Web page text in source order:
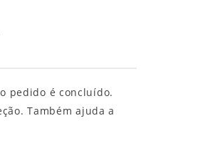
pedido é concluído.
Também ajuda a